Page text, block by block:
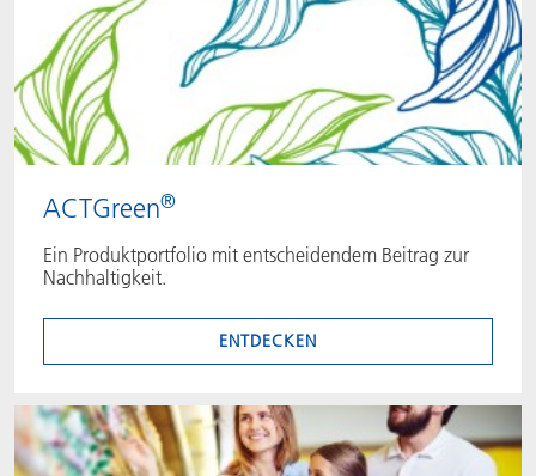
ACTGreen®
Ein Produktportfolio mit entscheidendem Beitrag zur
Nachhaltigkeit.
ENTDECKEN